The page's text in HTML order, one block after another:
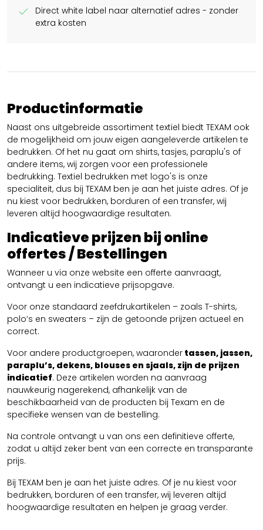
check
Direct white label naar alternatief adres - zonder
extra kosten
Productinformatie
Naast ons uitgebreide assortiment textiel biedt TEXAM ook
de mogelijkheid om jouw eigen aangeleverde artikelen te
bedrukken. Of het nu gaat om shirts, tasjes, paraplu's of
andere items, wij zorgen voor een professionele
bedrukking. Textiel bedrukken met logo's is onze
specialiteit, dus bij TEXAM ben je aan het juiste adres. Of je
nu kiest voor bedrukken, borduren of een transfer, wij
leveren altijd hoogwaardige resultaten.
Indicatieve prijzen bij online
offertes / Bestellingen
Wanneer u via onze website een offerte aanvraagt,
ontvangt u een indicatieve prijsopgave.
Voor onze standaard zeefdrukartikelen – zoals T-shirts,
polo’s en sweaters – zijn de getoonde prijzen actueel en
correct.
Voor andere productgroepen, waaronder tassen, jassen,
paraplu’s, dekens, blouses en sjaals, zijn de prijzen
indicatief. Deze artikelen worden na aanvraag
nauwkeurig nagerekend, afhankelijk van de
beschikbaarheid van de producten bij Texam en de
specifieke wensen van de bestelling.
Na controle ontvangt u van ons een definitieve offerte,
zodat u altijd zeker bent van een correcte en transparante
prijs.
Bij TEXAM ben je aan het juiste adres. Of je nu kiest voor
bedrukken, borduren of een transfer, wij leveren altijd
hoogwaardige resultaten en helpen je graag verder.